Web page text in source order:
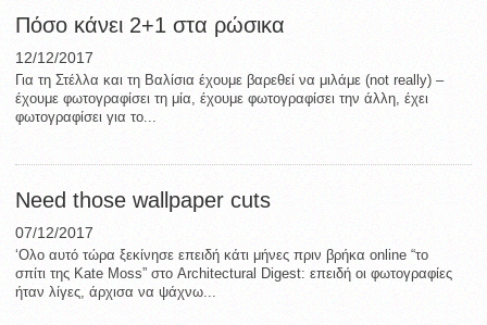
Πόσο κάνει 2+1 στα ρώσικα
12/12/2017
Για τη Στέλλα και τη Βαλίσια έχουμε βαρεθεί να μιλάμε (not really) –
έχουμε φωτογραφίσει τη μία, έχουμε φωτογραφίσει την άλλη, έχει
φωτογραφίσει για το...
Need those wallpaper cuts
07/12/2017
‘Ολο αυτό τώρα ξεκίνησε επειδή κάτι μήνες πριν βρήκα online “το
σπίτι της Kate Moss” στο Architectural Digest: επειδή οι φωτογραφίες
ήταν λίγες, άρχισα να ψάχνω...